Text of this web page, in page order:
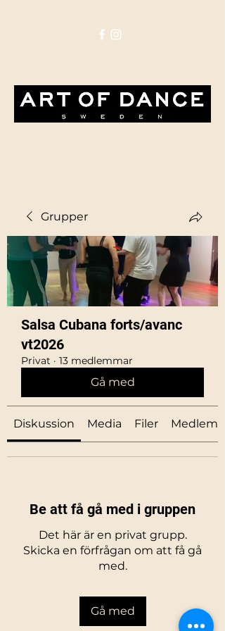
Grupper
Salsa Cubana forts/avanc
vt2026
Privat · 13 medlemmar
Gå med
Diskussion Media Filer
Be att få gå med i gruppen
Det här är en privat grupp.
Skicka en förfrågan om att få gå
med.
Gå med